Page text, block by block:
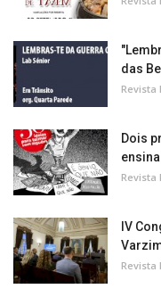
das
Revista
Dois
Revista
IV
Revista